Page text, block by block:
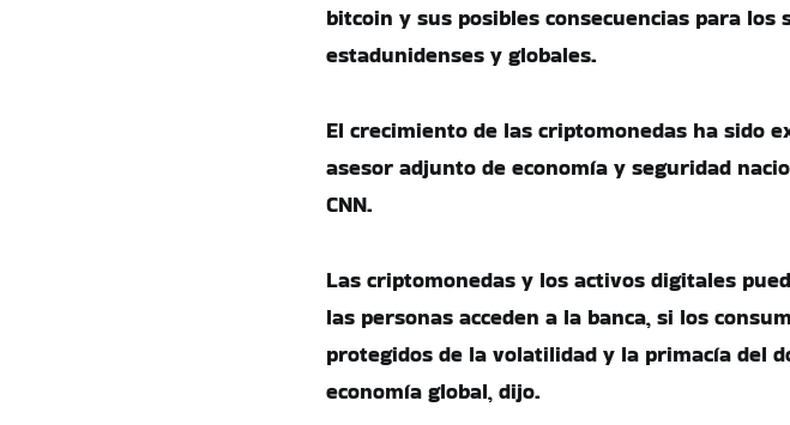
bitcoin y sus posibles consecuencias para
estadunidenses y globales.
El crecimiento de las criptomonedas ha sido
asesor adjunto de economía y seguridad
CNN.
Las criptomonedas y los activos digitales
las personas acceden a la banca, si los
protegidos de la volatilidad y la primacía del
economía global, dijo.